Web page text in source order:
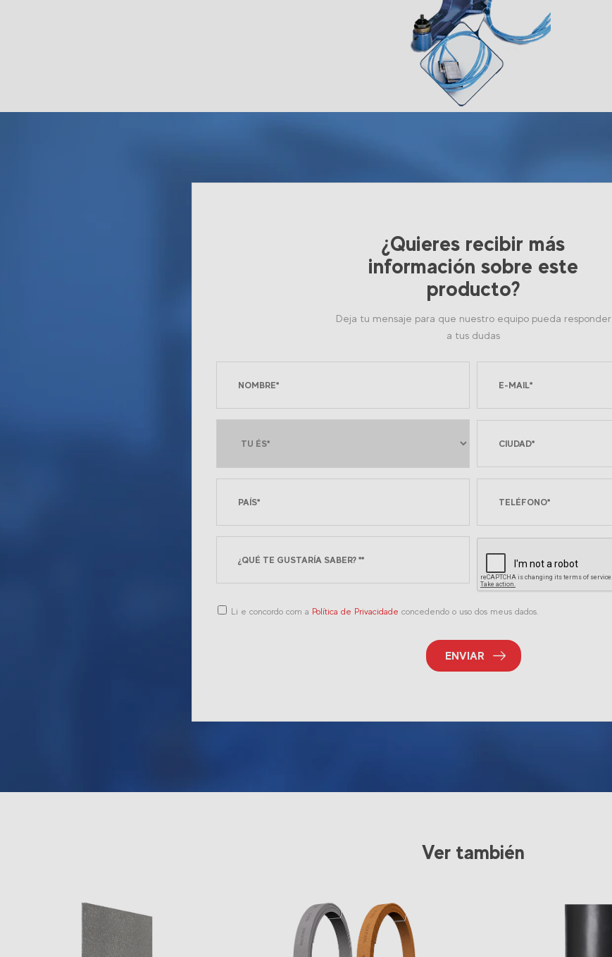
¿Quieres recibir más
información sobre este
producto?
Deja tu mensaje para que nuestro equipo pueda responder
a tus dudas
Li e concordo com a Política de Privacidade concedendo o uso dos meus dados.
ENVIAR
Ver también